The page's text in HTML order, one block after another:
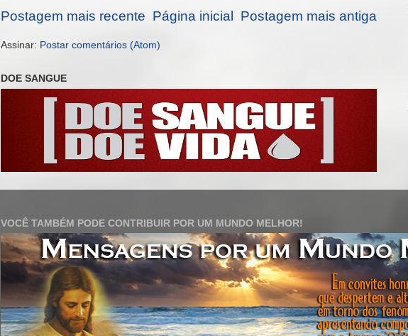
Postagem mais recente Postagem mais antiga
Página inicial
Assinar: Postar comentários (Atom)
DOE SANGUE
VOCÊ TAMBÉM PODE CONTRIBUIR POR UM MUNDO MELHOR!